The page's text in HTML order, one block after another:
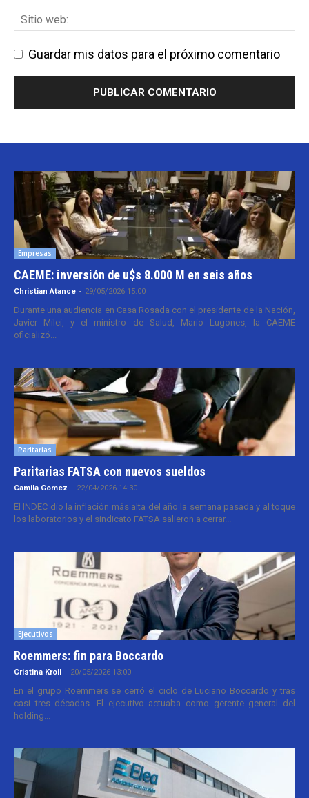
Guardar mis datos para el próximo comentario
Empresas
CAEME: inversión de u$s 8.000 M en seis años
Christian Atance - 29/05/2026 15:00
Durante una audiencia en Casa Rosada con el presidente de la Nación,
Javier Milei, y el ministro de Salud, Mario Lugones, la CAEME
oficializó...
Paritarias
Paritarias FATSA con nuevos sueldos
Camila Gomez - 22/04/2026 14:30
El INDEC dio la inflación más alta del año la semana pasada y al toque
los laboratorios y el sindicato FATSA salieron a cerrar...
Ejecutivos
Roemmers: fin para Boccardo
Cristina Kroll - 20/05/2026 13:00
En el grupo Roemmers se cerró el ciclo de Luciano Boccardo y tras
casi tres décadas. El ejecutivo actuaba como gerente general del
holding...